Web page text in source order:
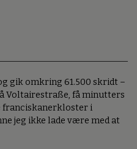
gik omkring 61.500 skridt –
Voltairestraße, få minutters
franciskanerkloster i
jeg ikke lade være med at